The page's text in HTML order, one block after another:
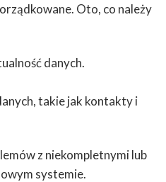
Oto, co należy
danych.
takie jak kontakty i
z niekompletnymi lub
systemie.